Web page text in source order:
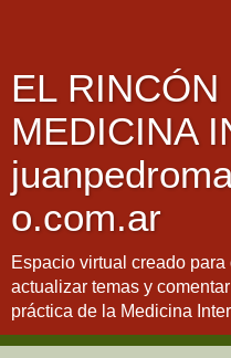
EL RINCÓN
MEDICINA
o.com.ar
Espacio virtual creado
actualizar temas y
práctica de la Medicina